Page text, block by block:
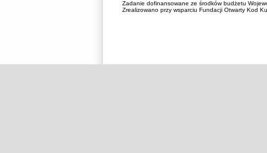
Zadanie dofinansowane ze środków budżetu
Zrealizowano przy wsparciu Fundacji Otwarty Kod